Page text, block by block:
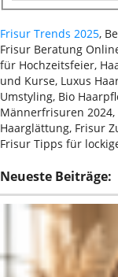
Frisur Trends 2025,
Frisur Beratung
für Hochzeitsfeier,
und Kurse, Luxus
Umstyling, Bio
Männerfrisuren
Haarglättung, Frisur
Frisur Tipps für
Neueste Beiträge: